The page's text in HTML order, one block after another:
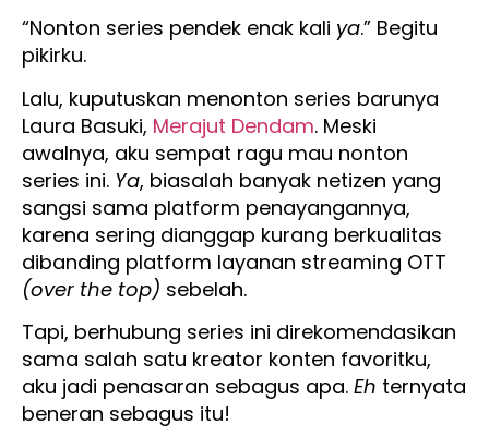
“Nonton series pendek enak kali ya.” Begitu
pikirku.
Lalu, kuputuskan menonton series barunya
Laura Basuki, Merajut Dendam. Meski
awalnya, aku sempat ragu mau nonton
series ini. Ya, biasalah banyak netizen yang
sangsi sama platform penayangannya,
karena sering dianggap kurang berkualitas
dibanding platform layanan streaming OTT
(over the top) sebelah.
Tapi, berhubung series ini direkomendasikan
sama salah satu kreator konten favoritku,
aku jadi penasaran sebagus apa. Eh ternyata
beneran sebagus itu!